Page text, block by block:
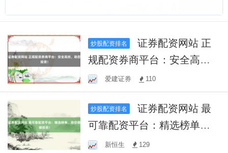
炒股配资排名
证券配资网站 正
规配资券商平台：安全高
效，助您投资！
爱建证券 110
炒股配资排名
证券配资网站 最
可靠配资平台：精选榜单，
助您稳健投资！
新恒生 129